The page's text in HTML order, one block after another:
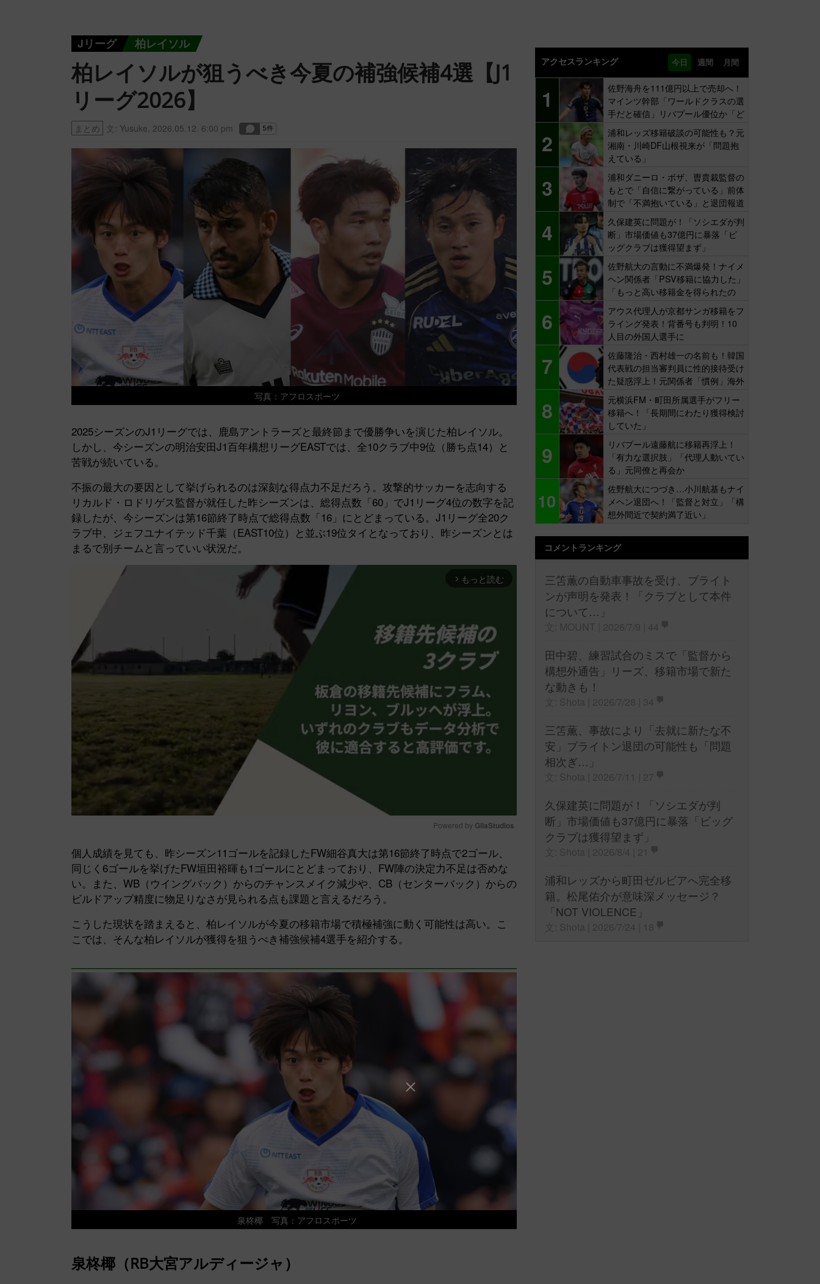
Jリーグ 柏レイソル
柏レイソルが狙うべき今夏の補強候補4選【J1
リーグ2026】
まとめ 文: Yusuke 2026.05.12. 6:00 pm
写真：アフロスポーツ
2025シーズンのJ1リーグでは、鹿島アントラーズと最終節まで優勝争いを演じた柏レイソル。
しかし、今シーズンの明治安田J1百年構想リーグEASTでは、全10クラブ中9位（勝ち点14）と
苦戦が続いている。
不振の最大の要因として挙げられるのは深刻な得点力不足だろう。攻撃的サッカーを志向する
リカルド・ロドリゲス監督が就任した昨シーズンは、総得点数「60」でJ1リーグ4位の数字を記
録したが、今シーズンは第16節終了時点で総得点数「16」にとどまっている。J1リーグ全20ク
ラブ中、ジェフユナイテッド千葉（EAST10位）と並ぶ19位タイとなっており、昨シーズンとは
まるで別チームと言っていい状況だ。
arrow_forward_ios もっと読む
Mute
Powered by GliaStudios
個人成績を見ても、昨シーズン11ゴールを記録したFW細谷真大は第16節終了時点で2ゴール、
同じく6ゴールを挙げたFW垣田裕暉も1ゴールにとどまっており、FW陣の決定力不足は否めな
い。また、WB（ウイングバック）からのチャンスメイク減少や、CB（センターバック）からの
ビルドアップ精度に物足りなさが見られる点も課題と言えるだろう。
こうした現状を踏まえると、柏レイソルが今夏の移籍市場で積極補強に動く可能性は高い。こ
こでは、そんな柏レイソルが獲得を狙うべき補強候補4選手を紹介する。
泉柊椰 写真：アフロスポーツ
泉柊椰（RB大宮アルディージャ）
アクセスランキング 今日 週間 月間
1
佐野海舟を111億円以上で売却へ！
マインツ幹部「ワールドクラスの選
手だと確信」リバプール優位か「ど
ちらかだ」
2
浦和レッズ移籍破談の可能性も？元
湘南・川崎DF山根視来が「問題抱
えている」
3
浦和ダニーロ・ボザ、曺貴裁監督の
もとで「自信に繋がっている」前体
制で「不満抱いている」と退団報道
4
久保建英に問題が！「ソシエダが判
断」市場価値も37億円に暴落「ビ
ッグクラブは獲得望まず」
5
佐野航大の言動に不満爆発！ナイメ
ヘン関係者「PSV移籍に協力した」
「もっと高い移籍金を得られたの
6
アウス代理人が京都サンガ移籍をフ
ライング発表！背番号も判明！10
人目の外国人選手に
7
佐藤隆治・西村雄一の名前も！韓国
代表戦の担当審判員に性的接待受け
た疑惑浮上！元関係者「慣例」海外
報道
8
元横浜FM・町田所属選手がフリー
移籍へ！「長期間にわたり獲得検討
していた」
9
リバプール遠藤航に移籍再浮上！
「有力な選択肢」「代理人動いてい
る」元同僚と再会か
10
佐野航大につづき…小川航基もナイ
メヘン退団へ！「監督と対立」「構
想外間近で契約満了近い」
コメントランキング
三笘薫の自動車事故を受け、ブライト
ンが声明を発表！「クラブとして本件
について…」
田中碧、練習試合のミスで「監督から
構想外通告」リーズ、移籍市場で新た
な動きも！
三笘薫、事故により「去就に新たな不
安」ブライトン退団の可能性も「問題
相次ぎ…」
久保建英に問題が！「ソシエダが判
断」市場価値も37億円に暴落「ビッグ
クラブは獲得望まず」
浦和レッズから町田ゼルビアへ完全移
籍。松尾佑介が意味深メッセージ？
「NOT VIOLENCE」